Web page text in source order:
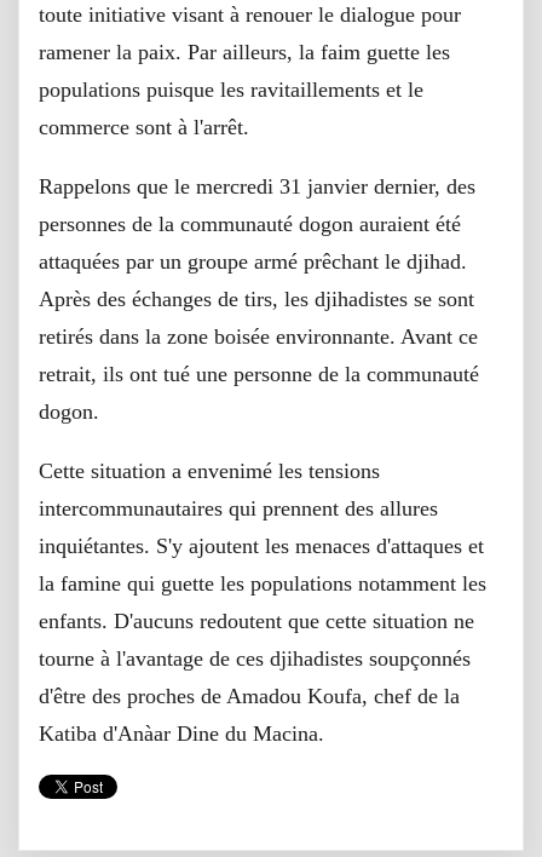
toute initiative visant à renouer le dialogue pour
ramener la paix. Par ailleurs, la faim guette les
populations puisque les ravitaillements et le
commerce sont à l'arrêt.
Rappelons que le mercredi 31 janvier dernier, des
personnes de la communauté dogon auraient été
attaquées par un groupe armé prêchant le djihad.
Après des échanges de tirs, les djihadistes se sont
retirés dans la zone boisée environnante. Avant ce
retrait, ils ont tué une personne de la communauté
dogon.
Cette situation a envenimé les tensions
intercommunautaires qui prennent des allures
inquiétantes. S'y ajoutent les menaces d'attaques et
la famine qui guette les populations notamment les
enfants. D'aucuns redoutent que cette situation ne
tourne à l'avantage de ces djihadistes soupçonnés
d'être des proches de Amadou Koufa, chef de la
Katiba d'Anàar Dine du Macina.